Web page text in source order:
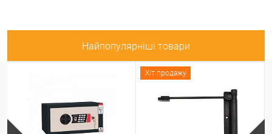
Найпопулярніші товари
Хіт продажу